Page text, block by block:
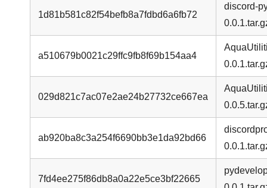
1d81b581c82f54befb8a7fdbd6a6fb72
discord-
a510679b0021c29ffc9fb8f69b154aa4
029d821c7ac07e2ae24b27732ce667ea
ab920ba8c3a254f6690bb3e1da92bd66
7fd4ee275f86db8a0a22e5ce3bf22665